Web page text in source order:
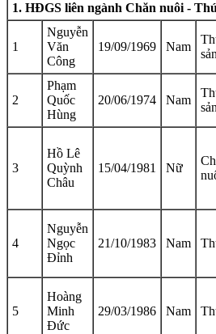
1. HĐGS liên ngành Chăn nuôi -
1
Nguyễn
Văn
Công
19/09/1969 Nam
sản
2
Phạm
Quốc
Hùng
20/06/1974 Nam
sản
3
Hồ Lê
Quỳnh
Châu
15/04/1981 Nữ
4
Nguyễn
Ngọc
Đỉnh
21/10/1983 Nam
5
Hoàng
Minh
Đức
29/03/1986 Nam